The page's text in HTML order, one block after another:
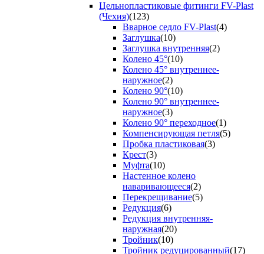
Цельнопластиковые фитинги FV-Plast
(Чехия)(123)
Вварное седло FV-Plast(4)
Заглушка(10)
Заглушка внутренняя(2)
Колено 45°(10)
Колено 45° внутреннее-
наружное(2)
Колено 90°(10)
Колено 90° внутреннее-
наружное(3)
Колено 90° переходное(1)
Компенсирующая петля(5)
Пробка пластиковая(3)
Крест(3)
Муфта(10)
Настенное колено
наваривающееся(2)
Перекрещивание(5)
Редукция(6)
Редукция внутренняя-
наружная(20)
Тройник(10)
Тройник редуцированный(17)